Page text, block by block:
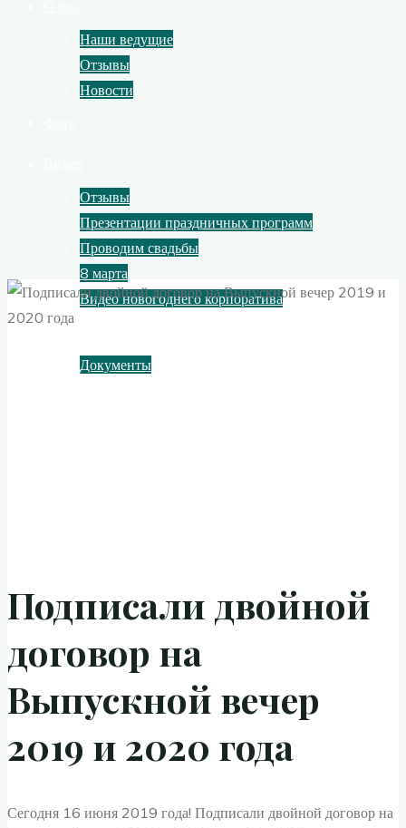
Наши ведущие
Отзывы
Новости
Отзывы
Презентации праздничных программ
Проводим свадьбы
8 марта
Видео новогоднего корпоратива
Контакты
Документы
Подписали двойной
договор на
Выпускной вечер
2019 и 2020 года
Сегодня 16 июня 2019 года! Подписали двойной договор на